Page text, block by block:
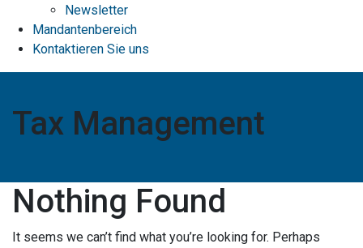
Newsletter
Mandantenbereich
Kontaktieren Sie uns
Tax Management
Nothing Found
It seems we can’t find what you’re looking for. Perhaps